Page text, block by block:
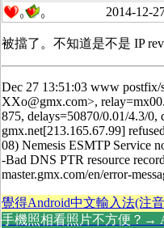
0 0 2014-12-
被擋了。不知道是不是 IP
Dec 27 13:51:03 www
XXo@gmx.com>,
875, delays=50870/0.01/4.3/0,
gmx.net[213.165.67.99]
08) Nemesis ESMTP Service
-Bad DNS PTR resource
master.gmx.com/en/error-
覺得Android中文輸入法(注
手機照相看照片不方便？→